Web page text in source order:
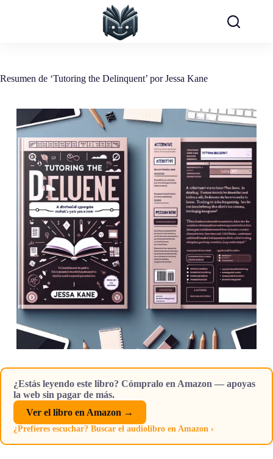
Resumen de ‘Tutoring the Delinquent’ por Jessa Kane
¿Estás leyendo este libro? Cómpralo en Amazon — apoyas
la web sin pagar de más.
Ver el libro en Amazon →
¿Prefieres escuchar? Buscar el audiolibro en Amazon ›